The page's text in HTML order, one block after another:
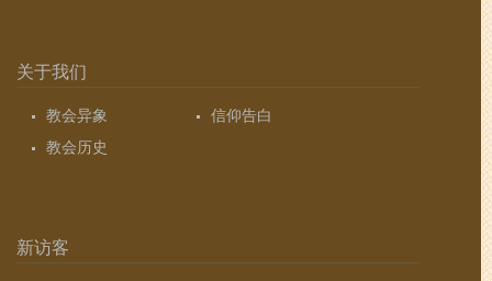
关于我们
教会异象
信仰告白
教会历史
新访客